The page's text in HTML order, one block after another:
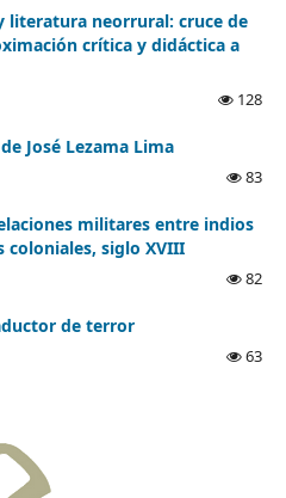
literatura neorrural: cruce de
crítica y didáctica a
128
José Lezama Lima
83
militares entre indios
coloniales, siglo XVIII
82
de terror
63